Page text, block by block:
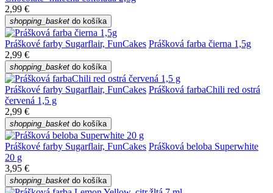
2,99 €
shopping_basket do košíka
Práškové farby Sugarflair, FunCakes Prášková farba čierna 1,5g
2,99 €
shopping_basket do košíka
Práškové farby Sugarflair, FunCakes Prášková farbaChili red ostrá
červená 1,5 g
2,99 €
shopping_basket do košíka
Práškové farby Sugarflair, FunCakes Prášková beloba Superwhite
20 g
3,95 €
shopping_basket do košíka